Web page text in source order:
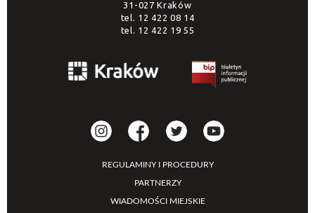
31-027 Kraków
tel. 12 422 08 14
tel. 12 422 19 55
REGULAMINY I PROCEDURY
PARTNERZY
WIADOMOŚCI MIEJSKIE